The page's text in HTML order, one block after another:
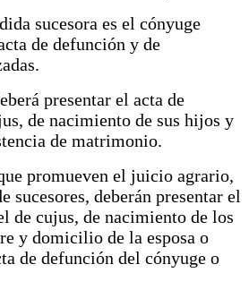
sucesora es el cónyuge
de defunción y de
presentar el acta de
de nacimiento de sus hijos y
de matrimonio.
promueven el juicio agrario,
sucesores, deberán presentar el
de cujus, de nacimiento de los
y domicilio de la esposa o
de defunción del cónyuge o